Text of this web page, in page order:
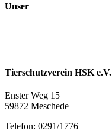
Unser
Tierschutzverein HSK e.V.
Enster Weg 15
59872 Meschede
Telefon: 0291/1776